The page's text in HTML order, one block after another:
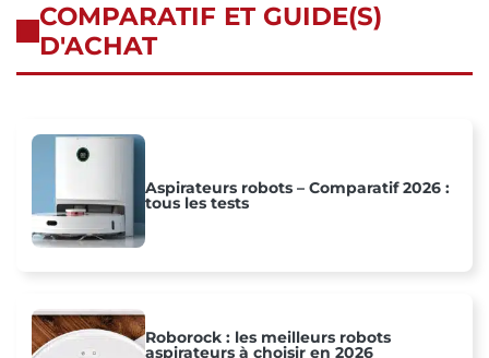
COMPARATIF ET GUIDE(S)
D'ACHAT
Aspirateurs robots – Comparatif 2026 :
tous les tests
Roborock : les meilleurs robots
aspirateurs à choisir en 2026